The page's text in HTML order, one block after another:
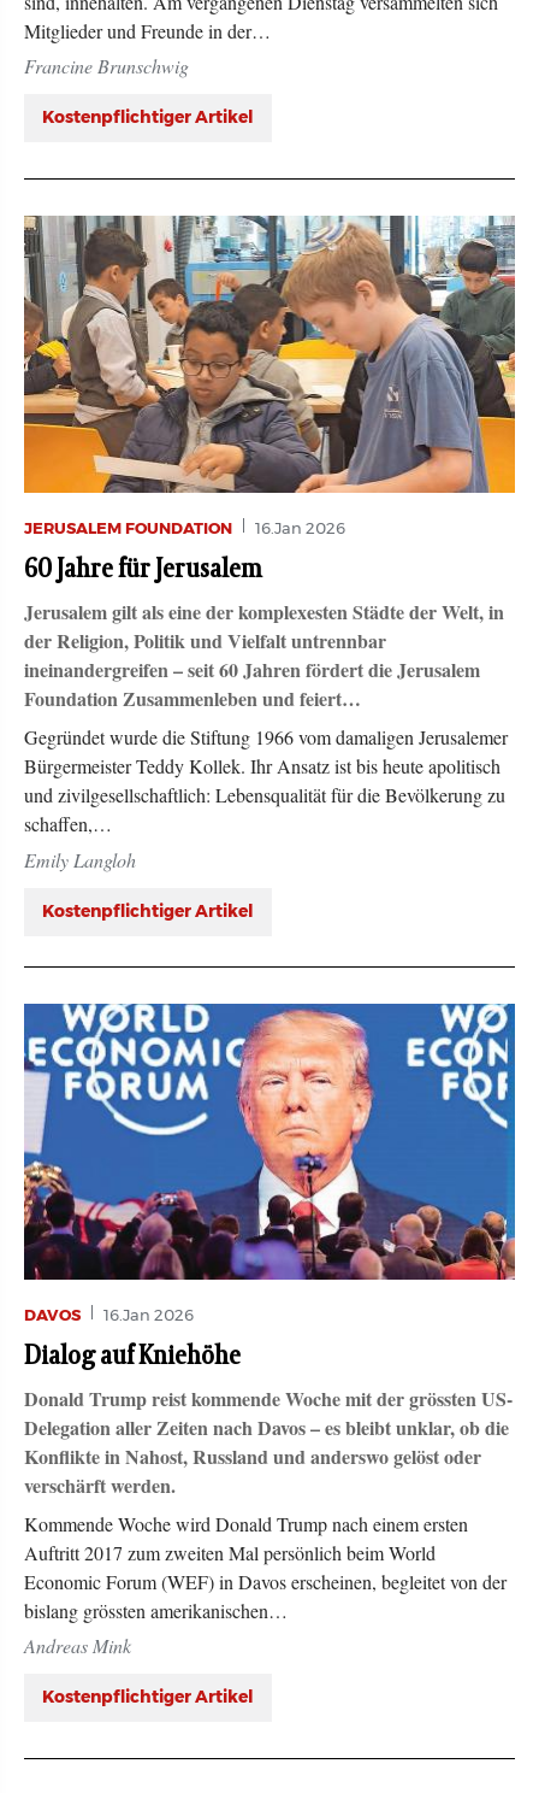
Mitglieder und Freunde in der…
Francine Brunschwig
Kostenpflichtiger Artikel
JERUSALEM FOUNDATION 16.Jan 2026
60 Jahre für Jerusalem
Jerusalem gilt als eine der komplexesten Städte der Welt, in
der Religion, Politik und Vielfalt untrennbar
ineinandergreifen – seit 60 Jahren fördert die Jerusalem
Foundation Zusammenleben und feiert…
Gegründet wurde die Stiftung 1966 vom damaligen Jerusalemer
Bürgermeister Teddy Kollek. Ihr Ansatz ist bis heute apolitisch
und zivilgesellschaftlich: Lebensqualität für die Bevölkerung zu
schaffen,…
Emily Langloh
Kostenpflichtiger Artikel
DAVOS 16.Jan 2026
Dialog auf Kniehöhe
Donald Trump reist kommende Woche mit der grössten US-
Delegation aller Zeiten nach Davos – es bleibt unklar, ob die
Konflikte in Nahost, Russland und anderswo gelöst oder
verschärft werden.
Kommende Woche wird Donald Trump nach einem ersten
Auftritt 2017 zum zweiten Mal persönlich beim World
Economic Forum (WEF) in Davos erscheinen, begleitet von der
bislang grössten amerikanischen…
Andreas Mink
Kostenpflichtiger Artikel